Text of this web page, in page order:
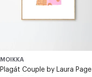
MOIKKA
Plagát Couple by Laura Page